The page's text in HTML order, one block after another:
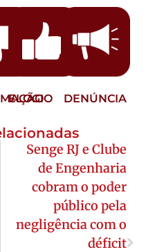
ELOGIO DENÚNCIA
Senge RJ e Clube
de Engenharia
cobram o poder
público pela
negligência com o
déficit